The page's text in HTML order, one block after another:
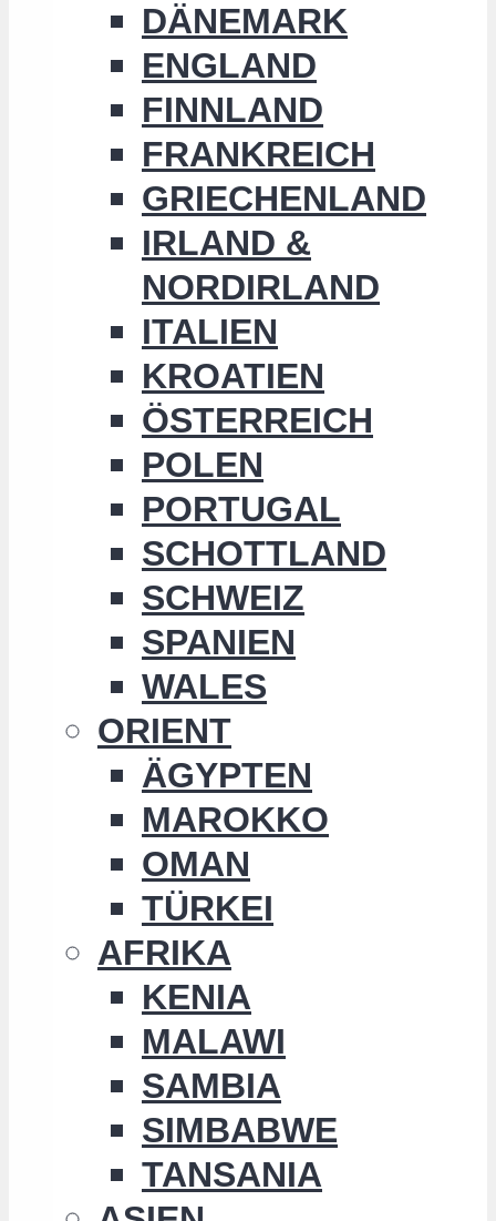
DÄNEMARK
ENGLAND
FINNLAND
FRANKREICH
GRIECHENLAND
IRLAND &
NORDIRLAND
ITALIEN
KROATIEN
ÖSTERREICH
POLEN
PORTUGAL
SCHOTTLAND
SCHWEIZ
SPANIEN
WALES
ORIENT
ÄGYPTEN
MAROKKO
OMAN
TÜRKEI
AFRIKA
KENIA
MALAWI
SAMBIA
SIMBABWE
TANSANIA